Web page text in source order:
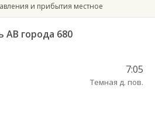
и прибытия местное
города 680
7:05
Темная д. пов.